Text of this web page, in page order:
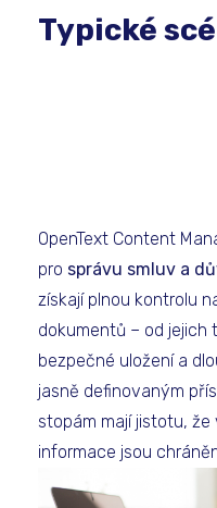
Typické
OpenText Content
pro správu smluv a
získají plnou kontrolu
dokumentů – od jejich
bezpečné uložení a
jasně definovaným
stopám mají jistotu,
informace jsou